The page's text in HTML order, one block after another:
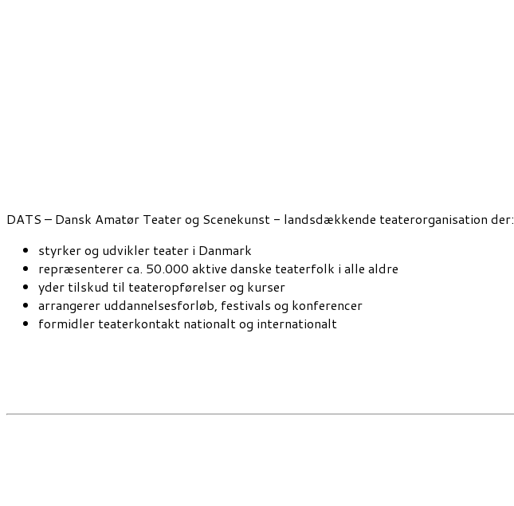
DATS – Dansk Amatør Teater og Scenekunst - landsdækkende teaterorganisation der:
styrker og udvikler teater i Danmark
repræsenterer ca. 50.000 aktive danske teaterfolk i alle aldre
yder tilskud til teateropførelser og kurser
arrangerer uddannelsesforløb, festivals og konferencer
formidler teaterkontakt nationalt og internationalt